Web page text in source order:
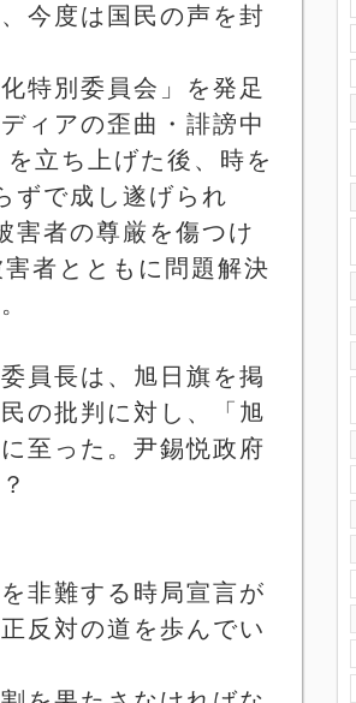
今度は国民の声を封
特別委員会」を発足
ィアの歪曲・誹謗中
を立ち上げた後、時を
ずで成し遂げられ
害者の尊厳を傷つけ
者とともに問題解決
員長は、旭日旗を掲
の批判に対し、「旭
至った。尹錫悦政府
非難する時局宣言が
反対の道を歩んでい